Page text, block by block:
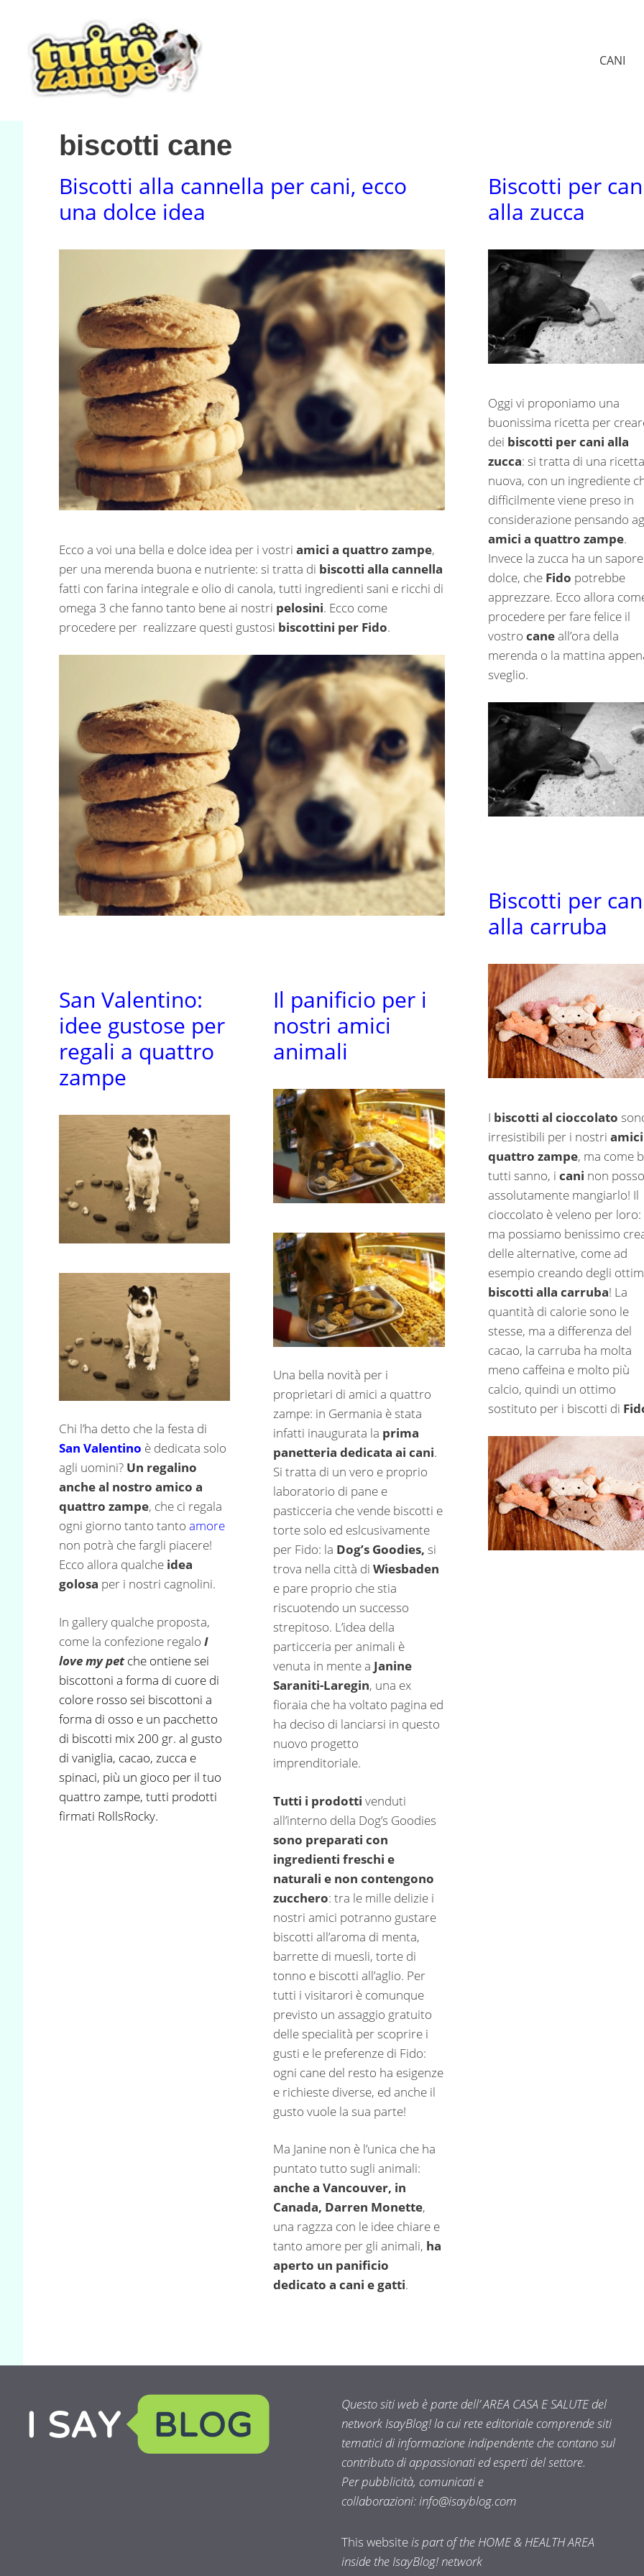
contenuto
CANI
biscotti cane
Biscotti alla cannella per cani, ecco
una dolce idea
Ecco a voi una bella e dolce idea per i vostri amici a quattro zampe,
per una merenda buona e nutriente: si tratta di biscotti alla cannella
fatti con farina integrale e olio di canola, tutti ingredienti sani e ricchi di
omega 3 che fanno tanto bene ai nostri pelosini. Ecco come
procedere per realizzare questi gustosi biscottini per Fido.
Biscotti per
alla zucca
Oggi vi proponiamo una
buonissima ricetta per
dei biscotti per cani alla
zucca: si tratta di una ricetta
nuova, con un ingrediente
difficilmente viene preso in
considerazione pensando
amici a quattro zampe.
Invece la zucca ha un sapore
dolce, che Fido potrebbe
apprezzare. Ecco allora
procedere per fare felice il
vostro caneall’ora della
merenda o la mattina
sveglio.
Biscotti per
alla carruba
I biscotti al cioccolato
irresistibili per i nostri
quattro zampe, ma come
tutti sanno, i cani non
assolutamente mangiarlo! Il
cioccolato è veleno per loro:
ma possiamo benissimo
delle alternative, come ad
esempio creando degli
biscotti alla carruba! La
quantità di calorie sono le
stesse, ma a differenza del
cacao, la carruba ha molta
meno caffeina e molto più
calcio, quindi un ottimo
sostituto per i biscotti di
San Valentino:
idee gustose per
regali a quattro
zampe
Chi l’ha detto che la festa di
San Valentino è dedicata solo
agli uomini? Un regalino
anche al nostro amico a
quattro zampe, che ci regala
ogni giorno tanto tanto amore
non potrà che fargli piacere!
Ecco allora qualche idea
golosa per i nostri cagnolini.
In gallery qualche proposta,
come la confezione regalo I
love my petche ontiene sei
biscottoni a forma di cuore di
colore rosso sei biscottoni a
forma di osso e un pacchetto
di biscotti mix 200 gr. al gusto
di vaniglia, cacao, zucca e
spinaci, più un gioco per il tuo
quattro zampe, tutti prodotti
firmati RollsRocky.
Il panificio per i
nostri amici
animali
Una bella novità per i
proprietari di amici a quattro
zampe: in Germania è stata
infatti inaugurata la prima
panetteria dedicata ai cani.
Si tratta di un vero e proprio
laboratorio di pane e
pasticceria che vende biscotti e
torte solo ed eslcusivamente
per Fido: la Dog’s Goodies, si
trova nella città diWiesbaden
e pare proprio che stia
riscuotendo un successo
strepitoso. L’idea della
particceria per animali è
venuta in mente a Janine
Saraniti-Laregin, una ex
fioraia che ha voltato pagina ed
ha deciso di lanciarsi in questo
nuovo progetto
imprenditoriale.
Tutti i prodottivenduti
all’interno della Dog’s Goodies
sono preparati con
ingredienti freschi e
naturali e non contengono
zucchero: tra le mille delizie i
nostri amici potranno gustare
biscotti all’aroma di menta,
barrette di muesli, torte di
tonno e biscotti all’aglio. Per
tutti i visitarori è comunque
previsto un assaggio gratuito
delle specialità per scoprire i
gusti e le preferenze di Fido:
ogni cane del resto ha esigenze
e richieste diverse, ed anche il
gusto vuole la sua parte!
Ma Janine non è l’unica che ha
puntato tutto sugli animali:
anche a Vancouver, in
Canada, Darren Monette,
una ragzza con le idee chiare e
tanto amore per gli animali, ha
aperto un panificio
dedicato a cani e gatti.
Questo siti web è parte dell’ AREA CASA E SALUTE del
network IsayBlog! la cui rete editoriale comprende siti
tematici di informazione indipendente che contano sul
contributo di appassionati ed esperti del settore.
Per pubblicità, comunicati e
collaborazioni:info@isayblog.com
This websiteis part of the HOME & HEALTH AREA
inside the IsayBlog! network